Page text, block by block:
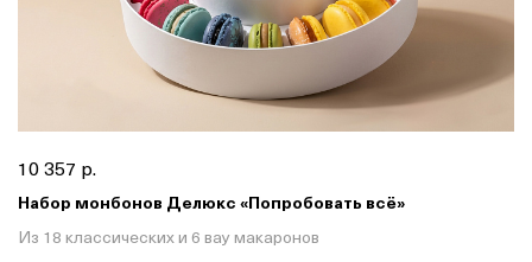
10 357 р.
Набор монбонов Делюкс «Попробовать всё»
Из 18 классических и 6 вау макаронов